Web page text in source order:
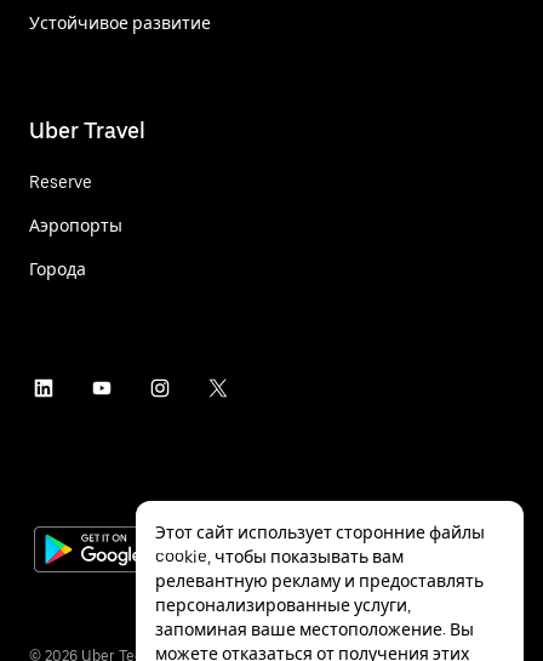
Устойчивое развитие
Uber Travel
Reserve
Аэропорты
Города
© 2026 Uber Technologies Inc.
Этот сайт использует сторонние файлы
cookie, чтобы показывать вам
релевантную рекламу и предоставлять
персонализированные услуги,
запоминая ваше местоположение. Вы
можете отказаться от получения этих